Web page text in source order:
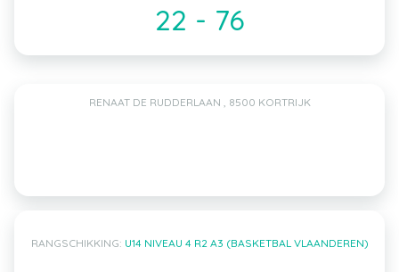
22 - 76
RENAAT DE RUDDERLAAN , 8500 KORTRIJK
RANGSCHIKKING: U14 NIVEAU 4 R2 A3 (BASKETBAL VLAANDEREN)